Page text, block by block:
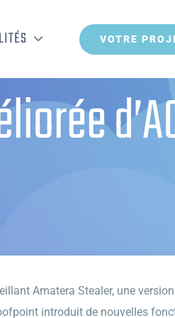
VOTRE
Amatera Stealer, une version
introduit de nouvelles